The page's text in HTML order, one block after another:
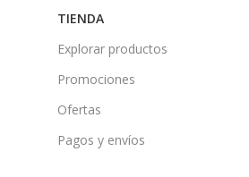
TIENDA
Explorar productos
Promociones
Ofertas
Pagos y envíos